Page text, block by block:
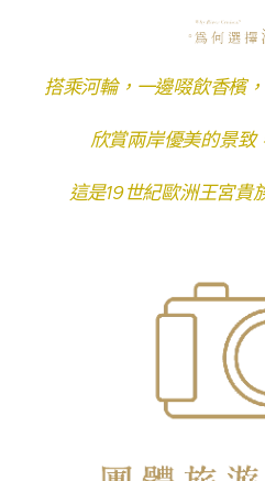
搭乘河輪，一邊啜飲香檳
欣賞兩岸優美的景致
這是19世紀歐洲王宮貴